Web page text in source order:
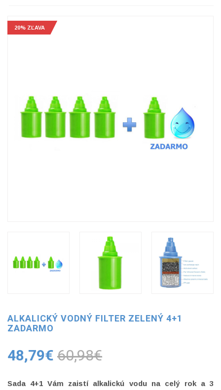
20% ZĽAVA
20% ZĽAVA
ALKALICKÝ VODNÝ FILTER ZELENÝ 4+1
ZADARMO
48,79€ 60,98€
Sada 4+1 Vám zaistí alkalickú vodu na celý rok a 3